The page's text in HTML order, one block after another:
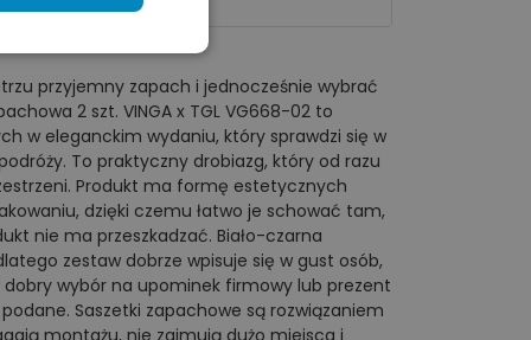
przyjemny zapach i jednocześnie wybrać
2 szt. VINGA x TGL VG668-02 to
w eleganckim wydaniu, który sprawdzi się w
To praktyczny drobiazg, który od razu
Produkt ma formę estetycznych
dzięki czemu łatwo je schować tam,
nie ma przeszkadzać. Biało-czarna
zestaw dobrze wpisuje się w gust osób,
wybór na upominek firmowy lub prezent
Saszetki zapachowe są rozwiązaniem
montażu, nie zajmują dużo miejsca i